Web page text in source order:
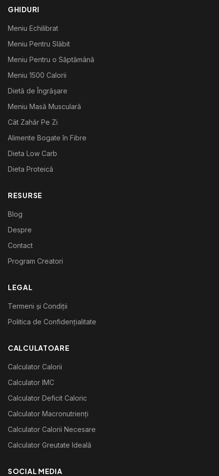
GHIDURI
Meniu Echilibrat
Meniu Pentru Slăbit
Meniu Pentru o Săptămână
Meniu 1500 Calorii
Dietă de Îngrășare
Meniu Masă Musculară
Cât Zahăr Pe Zi
Alimente Bogate în Fibre
Dieta Low Carb
Dieta Proteică
RESURSE
Blog
Despre
Contact
Program Creatori
LEGAL
Termeni și Condiții
Politica de Confidențialitate
CALCULATOARE
Calculator Calorii
Calculator IMC
Calculator Deficit Caloric
Calculator Macronutrienți
Calculator Calorii Necesare
Calculator Greutate Ideală
SOCIAL MEDIA